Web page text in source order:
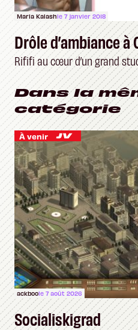
Maria Kalashle 7 janvier 2018
Drôle d’ambiance
Rififi au cœur d’un grand
Dans la
catégorie
À venir
ackboole 7 août 2026
Socialiskigrad